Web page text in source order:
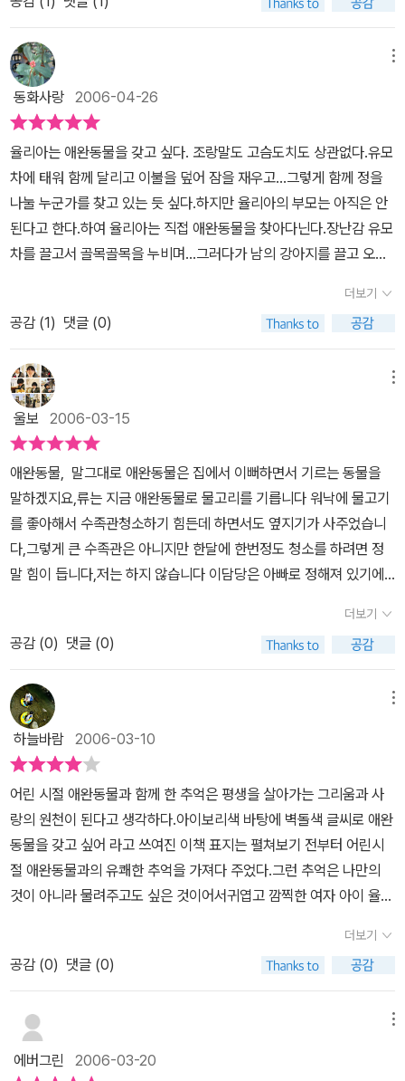
우리 아이들에게는 언제쯤 찾아올까, 언제쯤 그렇게 해줄 수 있을까,
지요.자~ 이 책을 읽고, 여덟 살에 고양이를 받은 율리아를 엄청 부러
워 할 우리 아이들의 마음을 헤아려주자고요!! 고양이를 선물로 받은
율리아는 어떻게 했을까요? 엄마와 같이 도란도란 이야기를 나누며
그 다음 이야기를 꾸며보는 것도 좋을 것 같아요. ^*^
지 않는 엄마의 입장으로서는 무조건 OK라고만 할 수도 없는 노릇이
다. 그게 다 엄마의 귀찮은 집안일 중의 하나로 남겨질 테니까. <애완
동물을 갖고 싶어>의 율리아도 이런 우리 아이들처럼 애완동물을 갖
고 싶어하지만 부모님이 사 주지 않자 장난감 유모차를 끌고 여기저
기 애완동물을 찾으러 다닌다.
그날따라 보이질 않고 애꿎은 까마귀라도 잡아보려 하니 그것이 쉽게
잡힐리가 없다.^^그러다가 깡통같은 것을 머리에 쓰고 “칙칙폭폭 칙
칙폭폭!” 외치며 달리는 꼬마아이를 만났지.~증기기관차라며 달리기
를 멈추지 않는 아이와 함께 유모차에 태울 동물을 찾으러 나선다. 율
리아는 길에서 개 줄에 묶인 강아지를 발견하고는 줄을 풀어 자신의
유모차에 태우고 집으로 달리려는 순간 개 주인이 나타나 호통을 치
개가 분명히 어딘가에 묶여 있었는데 율리아는
그런걸 생각할 겨를이 없었던 게지. 그 강아지를 갖고 싶은 생각밖엔.
않다.그러다가 발견한 작고 예쁜 딱정벌레를 유모차에 태워 이불을
덮어주고 잠들때까지 밀고 다니는 율리아….
물이 키우고 싶었던 건데, 율리아는 다른 사람이 묶어둔 강아지를 가
져갈 만큼 분별력이 없다거나 도덕적으로 문제가 있는 것은 아니다.
다만 그만큼 아이들의 가지고 싶어하는 욕구를 표현한 것인데, 울 아
인 이것을 가지고 딴지를 건다.^^ㅋㅋ 역시 다른 사람의 잘못은 잘 보
이나보다. 작가는 분명 아이의 눈높이를 맞췄을텐데 실제 이 책을 읽
는 내 아이는(내 아이가 이 책을 읽을 연령이 맞지 않아서 일 수도?^
^) 그것이 눈에 거슬린다면 작가의 의도가 빗나간 것일까? ㅎㅎㅎ 이
민달팽이를 서로 키우려고 싸우다가 슈퍼에 가서 야채에 붙어 있는
민달팽이 한 마리를 더 찾아서 떼어온 경우도 있고, 아파트 화단의 땅
강아지를 집에서 키우겠다고 흙과 함께 퍼 온 아들녀석의 경우도 율
리아의 마음과 크게 다르지 않음을 생각하니, 가족중 유일하게 엄마
만 강아지를 싫어해서 키우지 못하는 애들에게 쬐끔은 미안해 지려한
다.^^그래도 율리아는 여덟 번째 생일에 진짜 고양이를 갖게 되는데
울 아이들은 너희들이 결혼해서 엄마랑 떨어져 살면 키우라고 말해주
는 엄마가 야속할까?^^
동화사랑 2006-04-26
율리아는 애완동물을 갖고 싶다. 조랑말도 고슴도치도 상관없다.유모
차에 태워 함께 달리고 이불을 덮어 잠을 재우고...그렇게 함께 정을
나눌 누군가를 찾고 있는 듯 싶다.하지만 율리아의 부모는 아직은 안
된다고 한다.하여 율리아는 직접 애완동물을 찾아다닌다.장난감 유모
차를 끌고서 골목골목을 누비며...그러다가 남의 강아지를 끌고 오기
리아가 발견한 것을 작은 초록빛 딱정벌레.참으로 작은 한 마리 벌레
이지만 율리아는 그것을 무척이나소중히 여긴다. 잘 키우리라 다짐을
한다. 그러나 딱정벌레는율리아의 마음도 모른 채 훠얼훨 날아가 버
린다. 가느다란 선으로 표현된 그림이 아이의 마음을 잘 담아내고 있
다. 홀로 자라는 외아이 가정이 많은 요즈음 그래서 더 애완동물에 집
착을 하게 되는 아이의 심리를 잘 나타낸 것 같다. 또한아무리 작은 생
명이라도 가족처럼 대하려는 율리아의 마음이참 예쁘고 깜찍하다. 나
라도 애완동물을 데려다 주고 싶을 만큼...애완동물을 키우고 싶어하
는 아이가 있다면 먼저 이 책을 읽혀주고 싶다.그리하여 애완동물을
얼마나 정성껏 소중히 여겨야하는 지를 먼저알려주면 좋겠다. 아이들
도 참 좋아할만한 그림책이다.
더보기
공감 (1) 댓글 (0)
울보 2006-03-15
애완동물, 말그대로 애완동물은 집에서 이뻐하면서 기르는 동물을
말하겠지요,류는 지금 애완동물로 물고리를 기릅니다 워낙에 물고기
를 좋아해서 수족관청소하기 힘든데 하면서도 옆지기가 사주었습니
다,그렇게 큰 수족관은 아니지만 한달에 한번정도 청소를 하려면 정
말 힘이 듭니다,저는 하지 않습니다 이담당은 아빠로 정해져 있기에,,
고 싶다는 아빠의 간절한 마음에 초록복어를 사주었습니다 금액도 만
만치 않았지요,그런데 얼마가지 않아 한마리가 죽었습니다 아이에게
하늘나라에 갔다고 하니까,,왜?라고 묻더군요,그래서 우리집으로 이
사를 왔는데 자꾸 예전집이 그리워서 아팠나봐,,그래서 아주 많이 아
파서 하늘나라로 갔어 라고 했더니 그다음부터는 텔레비전에서 아픈
사람이야기가 나오면 '엄마. 저 사람도 이제 조금 있으면 하늘나라에
가' 라고 묻습니다 그러면 약잘먹고 밥잘먹으면 하늘나라 안가주사도
맞고,,했습니다,그래서 아이는 하나 하나 배워가는 모양입니다,우리
의 율리아,그아이도 평범한아이입니다 혼자 자라는 아이들은 종종 살
아있는 동물을 키우는기를 원할때가 많지요 그리고 꼭 동생처럼 돌보
아 준다고 하지요, 율리아도 마찬가지 입니다 율리아도 그래서 자신
이 돌보아줄 애완동물이 필요한데 엄마는 사주지를 않습니다 그래서
거리에 있는 작은 동물을 키워보았지만 잘 자라지 않고 자구 하늘나
라로 가버립니다,음 율리아가 그렇게 풍요롭지 않다는것은 글을 읽다
있습니다 얼마나 가지고 싶었으면 동네 꼬마를 유모차에 태웠을까
요,,그러나 아이는 애완동물이 될수가 없지요, 정말 많이 속상한 율리
더보기
공감 (0) 댓글 (0)
하늘바람 2006-03-10
어린 시절 애완동물과 함께 한 추억은 평생을 살아가는 그리움과 사
랑의 원천이 된다고 생각하다.아이보리색 바탕에 벽돌색 글씨로 애완
동물을 갖고 싶어 라고 쓰여진 이책 표지는 펼쳐보기 전부터 어린시
절 애완동물과의 유쾌한 추억을 가져다 주었다.그런 추억은 나만의
것이 아니라 물려주고도 싶은 것이어서귀엽고 깜찍한 여자 아이 율리
어떤 애완동물을 가져볼까?율리아는 유모차를 끌고 애완동물 찾기
여행을떠난다. 물론 먼여행이 아니지만 그 여정이 너무 도 재미나서
여행길에 오른 느낌이 들었다.아기자기한 그림책과 아름다운 그림 또
귀여우며서도 세련된 레이아웃글을 읽고 다시 그림을 보게 되는 재미
는 역시 놓치지 않고 있다.양탄자 건조대에서 까마귀도 찾아보고말처
럼 생긴 돌도 찾아보고초록색캐러멜 껍질 같이 생긴 딱정벌레도 눈여
더보기
공감 (0) 댓글 (0)
에버그린 2006-03-20